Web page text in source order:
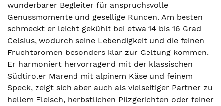
wunderbarer Begleiter für anspruchsvolle
Genussmomente und gesellige Runden. Am besten
schmeckt er leicht gekühlt bei etwa 14 bis 16 Grad
Celsius, wodurch seine Lebendigkeit und die feinen
Fruchtaromen besonders klar zur Geltung kommen.
Er harmoniert hervorragend mit der klassischen
Südtiroler Marend mit alpinem Käse und feinem
Speck, zeigt sich aber auch als vielseitiger Partner zu
hellem Fleisch, herbstlichen Pilzgerichten oder feiner